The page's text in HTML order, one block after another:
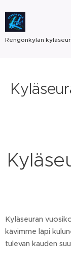
Rengonkylän
Kyläseuran
kävimme läpi
tulevan kauden